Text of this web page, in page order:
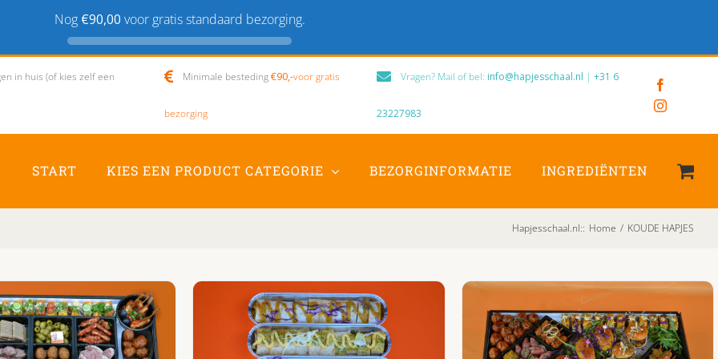
Nog €90,00 voor gratis standaard bezorging.
in huis (of kies zelf een Minimale besteding€90,-voor gratis
bezorging
Vragen? Mail of bel: info@hapjesschaal.nl | +31 6
23227983
Instagram
START KIES EEN PRODUCT CATEGORIE BEZORGINFORMATIE INGREDIËNTEN
Hapjesschaal.nl:: Home / KOUDE HAPJES